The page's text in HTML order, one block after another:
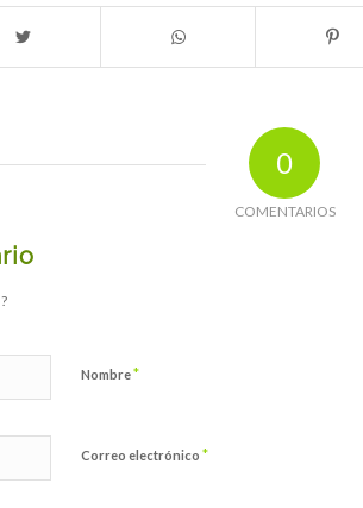
0
COMENTARIOS
Nombre*
Correo electrónico *